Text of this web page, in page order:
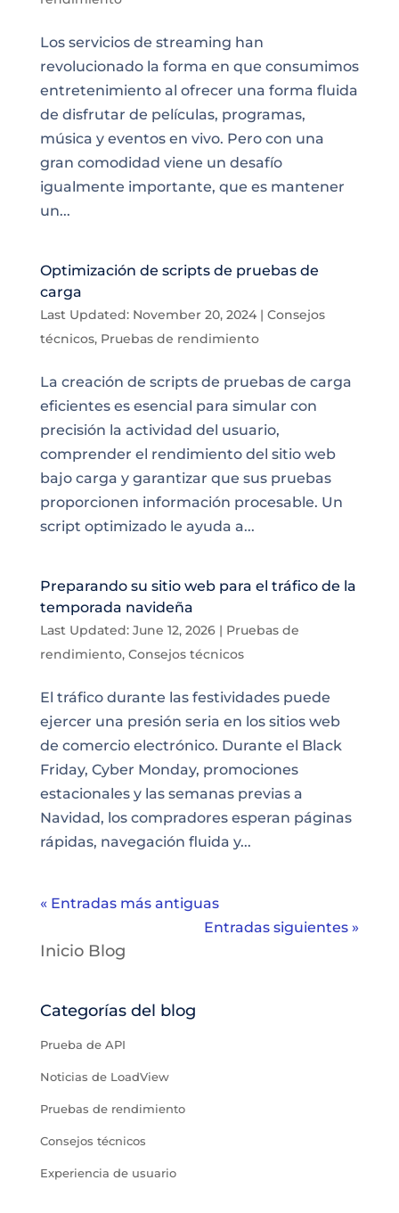
Los servicios de streaming han
revolucionado la forma en que consumimos
entretenimiento al ofrecer una forma fluida
de disfrutar de películas, programas,
música y eventos en vivo. Pero con una
gran comodidad viene un desafío
igualmente importante, que es mantener
un...
Optimización de scripts de pruebas de
carga
Last Updated: November 20, 2024| Consejos
técnicos, Pruebas de rendimiento
La creación de scripts de pruebas de carga
eficientes es esencial para simular con
precisión la actividad del usuario,
comprender el rendimiento del sitio web
bajo carga y garantizar que sus pruebas
proporcionen información procesable. Un
script optimizado le ayuda a...
Preparando su sitio web para el tráfico de la
temporada navideña
Last Updated: June 12, 2026| Pruebas de
rendimiento, Consejos técnicos
El tráfico durante las festividades puede
ejercer una presión seria en los sitios web
de comercio electrónico. Durante el Black
Friday, Cyber Monday, promociones
estacionales y las semanas previas a
Navidad, los compradores esperan páginas
rápidas, navegación fluida y...
« Entradas más antiguas
Entradas siguientes »
Inicio Blog
Categorías del blog
Prueba de API
Noticias de LoadView
Pruebas de rendimiento
Consejos técnicos
Experiencia de usuario